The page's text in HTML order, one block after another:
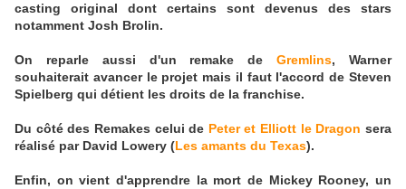
casting original dont certains sont devenus des stars
notamment Josh Brolin.
On reparle aussi d'un remake deGremlins, Warner
souhaiterait avancer le projet mais il faut l'accord de Steven
Spielberg qui détient les droits de la franchise.
Du côté des Remakes celui de Peter et Elliott le Dragon sera
réalisé par David Lowery (Les amants du Texas).
Enfin, on vient d'apprendre la mort de Mickey Rooney, un